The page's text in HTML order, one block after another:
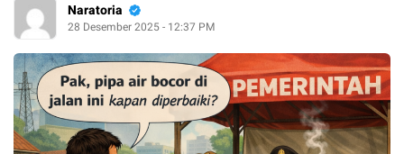
Naratoria
28 Desember 2025 - 12:37 PM